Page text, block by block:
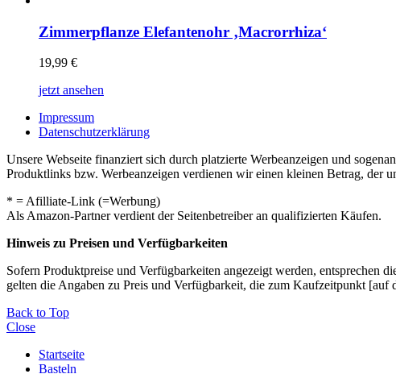
Zimmerpflanze Elefantenohr ‚Macrorrhiza‘
19,99 €
jetzt ansehen
Impressum
Datenschutzerklärung
Unsere Webseite finanziert sich durch platzierte Werbeanzeigen und
Produktlinks bzw. Werbeanzeigen verdienen wir einen kleinen Betrag, der
* = Afilliate-Link (=Werbung)
Als Amazon-Partner verdient der Seitenbetreiber an qualifizierten Käufen.
Hinweis zu Preisen und Verfügbarkeiten
Sofern Produktpreise und Verfügbarkeiten angezeigt werden, entsprechen
gelten die Angaben zu Preis und Verfügbarkeit, die zum Kaufzeitpunkt [auf
Back to Top
Close
Startseite
Basteln